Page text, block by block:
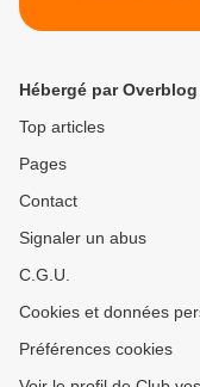
Hébergé par Overblog
Top articles
Pages
Contact
Signaler un abus
C.G.U.
Cookies et données
Préférences cookies